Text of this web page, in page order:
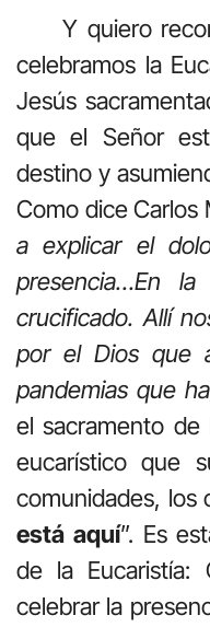
Y quiero
celebramos la
Jesús
que el Señor
destino y
Como dice Carlos
a explicar el
presencia…En
crucificado. Allí
por el Dios que
pandemias que
el sacramento de
eucarístico que
comunidades, los
está aquí”. Es
de la Eucaristía:
celebrar la